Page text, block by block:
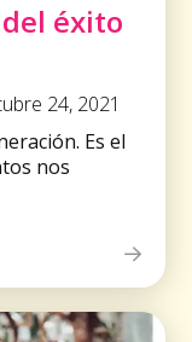
éxito
24, 2021
Es el
nos